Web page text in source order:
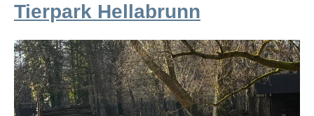
Tierpark Hellabrunn